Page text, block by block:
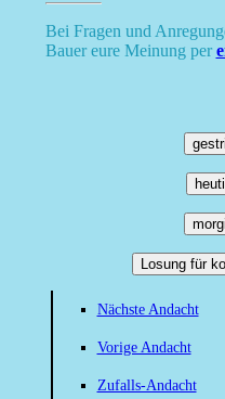
Bei Fragen und
Bauer eure Meinung per
Losung für
Nächste Andacht
Vorige Andacht
Zufalls-Andacht